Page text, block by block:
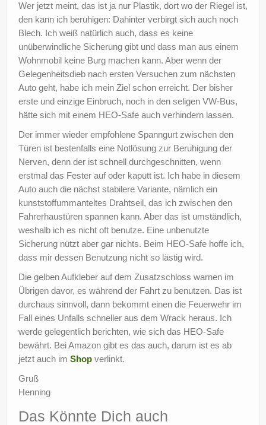
Wer jetzt meint, das ist ja nur Plastik, dort wo der Riegel ist,
den kann ich beruhigen: Dahinter verbirgt sich auch noch
Blech. Ich weiß natürlich auch, dass es keine
unüberwindliche Sicherung gibt und dass man aus einem
Wohnmobil keine Burg machen kann. Aber wenn der
Gelegenheitsdieb nach ersten Versuchen zum nächsten
Auto geht, habe ich mein Ziel schon erreicht. Der bisher
erste und einzige Einbruch, noch in den seligen VW-Bus,
hätte sich mit einem HEO-Safe auch verhindern lassen.
Der immer wieder empfohlene Spanngurt zwischen den
Türen ist bestenfalls eine Notlösung zur Beruhigung der
Nerven, denn der ist schnell durchgeschnitten, wenn
erstmal das Fester auf oder kaputt ist. Ich habe in diesem
Auto auch die nächst stabilere Variante, nämlich ein
kunststoffummanteltes Drahtseil, das ich zwischen den
Fahrerhaustüren spannen kann. Aber das ist umständlich,
weshalb ich es nicht oft benutze. Eine unbenutzte
Sicherung nützt aber gar nichts. Beim HEO-Safe hoffe ich,
dass mir dessen Benutzung nicht so lästig wird.
Die gelben Aufkleber auf dem Zusatzschloss warnen im
Übrigen davor, es während der Fahrt zu benutzen. Das ist
durchaus sinnvoll, dann bekommt einen die Feuerwehr im
Fall eines Unfalls schneller aus dem Wrack heraus. Ich
werde gelegentlich berichten, wie sich das HEO-Safe
bewährt. Bei Amazon gibt es das auch, darum ist es ab
jetzt auch im Shop verlinkt.
Gruß
Henning
Das Könnte Dich auch